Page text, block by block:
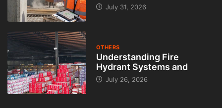
July 31, 2026
OTHERS
Understanding Fire
Hydrant Systems and
July 26, 2026